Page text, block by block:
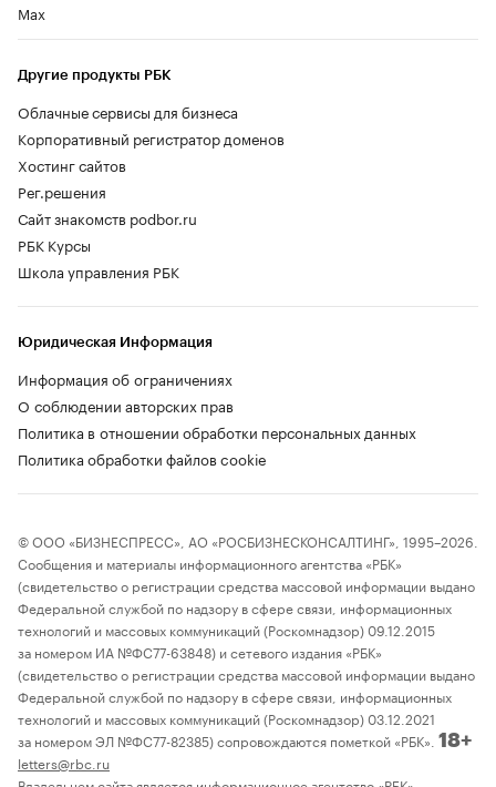
Max
Другие продукты РБК
Облачные сервисы для бизнеса
Корпоративный регистратор доменов
Хостинг сайтов
Рег.решения
Сайт знакомств podbor.ru
РБК Курсы
Школа управления РБК
Юридическая Информация
Информация об ограничениях
О соблюдении авторских прав
Политика в отношении обработки персональных данных
Политика обработки файлов cookie
© ООО «БИЗНЕСПРЕСС», АО «РОСБИЗНЕСКОНСАЛТИНГ», 1995–2026.
Сообщения и материалы информационного агентства «РБК»
(свидетельство о регистрации средства массовой информации выдано
Федеральной службой по надзору в сфере связи, информационных
технологий и массовых коммуникаций (Роскомнадзор) 09.12.2015
за номером ИА №ФС77-63848) и сетевого издания «РБК»
(свидетельство о регистрации средства массовой информации выдано
Федеральной службой по надзору в сфере связи, информационных
технологий и массовых коммуникаций (Роскомнадзор) 03.12.2021
за номером ЭЛ №ФС77-82385) сопровождаются пометкой «РБК». 18+
letters@rbc.ru